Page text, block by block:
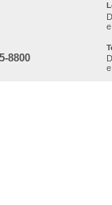
8800